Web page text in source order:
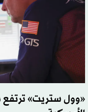
«وول ستريت»